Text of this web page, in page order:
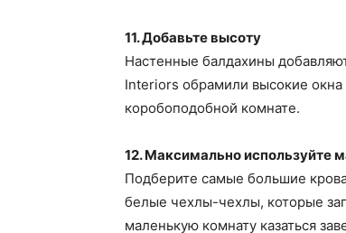
11. Добавьте высоту
Настенные балдахины
Interiors обрамили высокие
коробоподобной комнате.
12. Максимально используйте
Подберите самые большие
белые чехлы-чехлы, которые
маленькую комнату казаться